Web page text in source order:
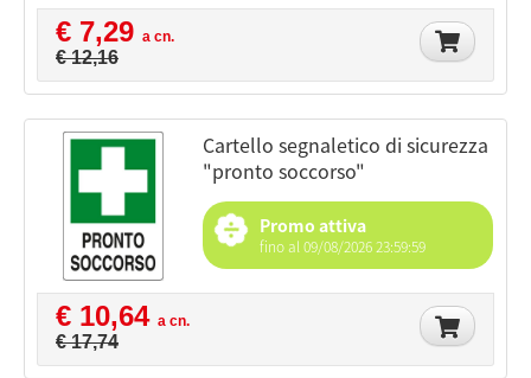
€ 7,29 a cn.
€ 12,16
cartello segnaletico di sicurezza
"pronto soccorso"
Promo attiva
fino al 09/08/2026 23:59:59
€ 10,64 a cn.
€ 17,74